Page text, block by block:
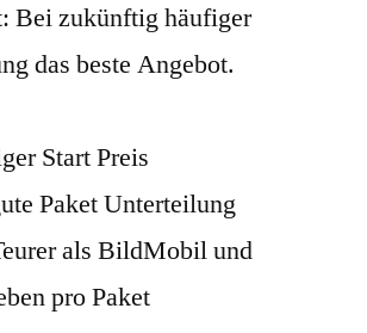
Bei zukünftig häufiger
das beste Angebot.
Start Preis
Paket Unterteilung
als BildMobil und
pro Paket